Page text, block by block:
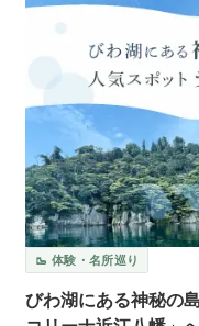
🥾 体験・名所巡り
びわ湖にある神秘の